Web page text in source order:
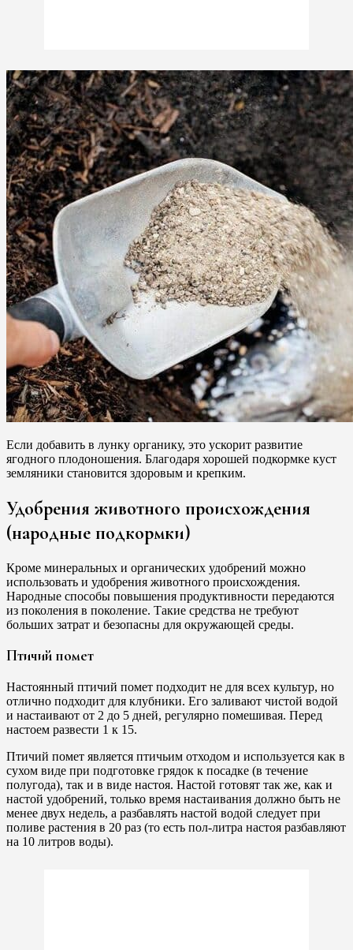
Если добавить в лунку органику, это ускорит развитие
ягодного плодоношения. Благодаря хорошей подкормке куст
земляники становится здоровым и крепким.
Удобрения животного происхождения
(народные подкормки)
Кроме минеральных и органических удобрений можно
использовать и удобрения животного происхождения.
Народные способы повышения продуктивности передаются
из поколения в поколение. Такие средства не требуют
больших затрат и безопасны для окружающей среды.
Птичий помет
Настоянный птичий помет подходит не для всех культур, но
отлично подходит для клубники. Его заливают чистой водой
и настаивают от 2 до 5 дней, регулярно помешивая. Перед
настоем развести 1 к 15.
Птичий помет является птичьим отходом и используется как в
сухом виде при подготовке грядок к посадке (в течение
полугода), так и в виде настоя. Настой готовят так же, как и
настой удобрений, только время настаивания должно быть не
менее двух недель, а разбавлять настой водой следует при
поливе растения в 20 раз (то есть пол-литра настоя разбавляют
на 10 литров воды).